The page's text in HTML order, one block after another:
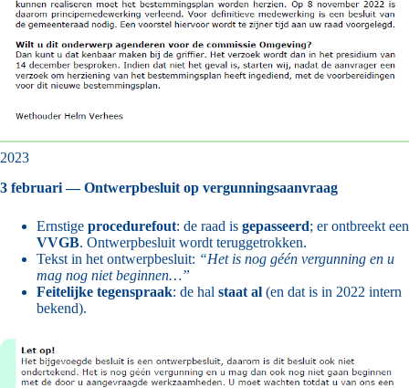
2023
3 februari — Ontwerpbesluit op vergunningsaanvraag
Ernstige procedurefout: de raad is gepasseerd; er ontbreekt een
VVGB. Ontwerpbesluit wordt teruggetrokken.
Tekst in het ontwerpbesluit: “Het is nog géén vergunning en u
mag nog niet beginnen…”
Feitelijke tegenspraak: de hal staat al (en dat is in 2022 intern
bekend).